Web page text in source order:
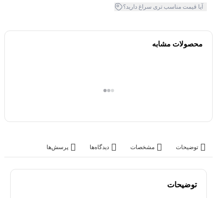
آیا قیمت مناسب تری سراغ دارید؟
محصولات مشابه
توضیحات مشخصات دیدگاه‌ها پرسش‌ها
توضیحات